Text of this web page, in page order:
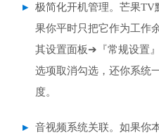
极简化开机管理。芒果TV
果你平时只把它作为工作
其设置面板➔『常规设置
选项取消勾选，还你系统
度。
音视频系统关联。如果你